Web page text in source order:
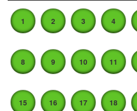
1 2 3 4
8 9 10 11
15 16 17 18